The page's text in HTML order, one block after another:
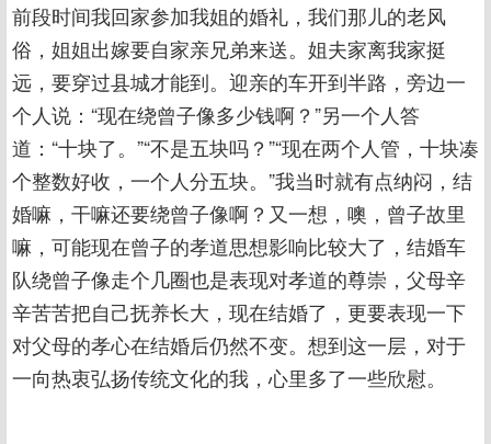
前段时间我回家参加我姐的婚礼，我们那儿的老风
俗，姐姐出嫁要自家亲兄弟来送。姐夫家离我家挺
远，要穿过县城才能到。迎亲的车开到半路，旁边一
个人说：“现在绕曾子像多少钱啊？”另一个人答
道：“十块了。”“不是五块吗？”“现在两个人管，十块凑
个整数好收，一个人分五块。”我当时就有点纳闷，结
婚嘛，干嘛还要绕曾子像啊？又一想，噢，曾子故里
嘛，可能现在曾子的孝道思想影响比较大了，结婚车
队绕曾子像走个几圈也是表现对孝道的尊崇，父母辛
辛苦苦把自己抚养长大，现在结婚了，更要表现一下
对父母的孝心在结婚后仍然不变。想到这一层，对于
一向热衷弘扬传统文化的我，心里多了一些欣慰。